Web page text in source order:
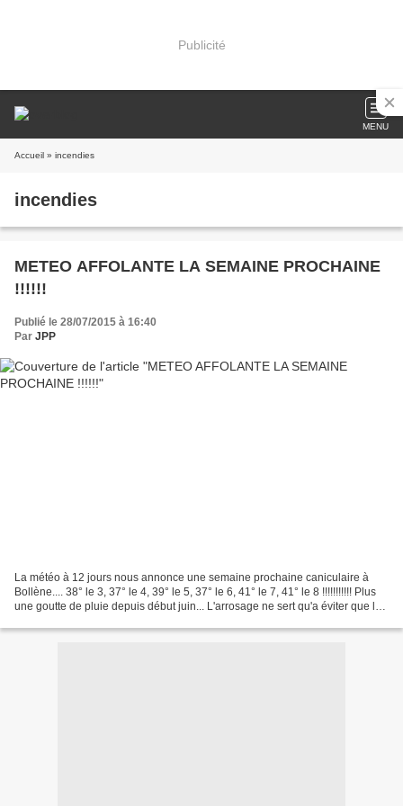
Publicité
MENU
Accueil » incendies
incendies
METEO AFFOLANTE LA SEMAINE PROCHAINE
!!!!!!
Publié le 28/07/2015 à 16:40
Par JPP
La météo à 12 jours nous annonce une semaine prochaine caniculaire à
Bollène.... 38° le 3, 37° le 4, 39° le 5, 37° le 6, 41° le 7, 41° le 8 !!!!!!!!!!! Plus
une goutte de pluie depuis début juin... L'arrosage ne sert qu'a éviter que les